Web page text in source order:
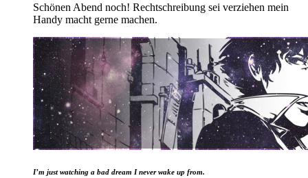
Schönen Abend noch! Rechtschreibung sei verziehen mein
Handy macht gerne machen.
I’m just watching a bad dream I never wake up from.